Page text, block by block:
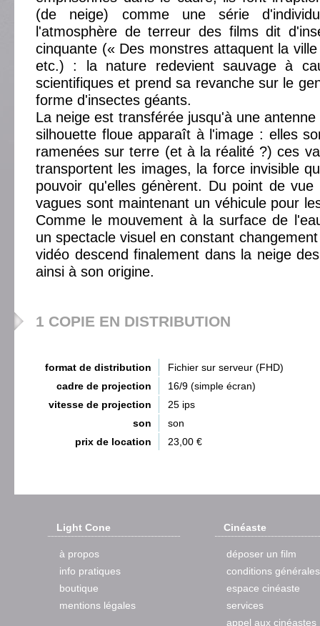
(de neige) comme une série
l'atmosphère de terreur des films dit
cinquante (« Des monstres attaquent la
etc.) : la nature redevient sauvage à
scientifiques et prend sa revanche sur le
forme d'insectes géants.
La neige est transférée jusqu'à une
silhouette floue apparaît à l'image : elles
ramenées sur terre (et à la réalité ?) ces
transportent les images, la force invisible
pouvoir qu'elles génèrent. Du point de vue
vagues sont maintenant un véhicule pour
Comme le mouvement à la surface de
un spectacle visuel en constant
vidéo descend finalement dans la neige
ainsi à son origine.
1 COPIE EN DISTRIBUTION
format de distribution
Fichier sur serveur (FHD)
cadre de projection
16/9 (simple écran)
vitesse de projection
25 ips
son
son
prix de location
23,00 €
Light Cone
à propos
info pratiques
boutique
mentions légales
Cinéaste
déposer un film
conditions générales
espace cinéaste
services
appel aux cinéastes